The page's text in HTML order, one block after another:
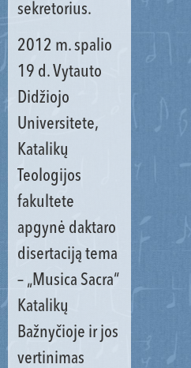
sekretorius.
2012 m. spalio
19 d. Vytauto
Didžiojo
Universitete,
Katalikų
Teologijos
fakultete
apgynė daktaro
disertaciją tema
– „Musica Sacra“
Katalikų
Bažnyčioje ir jos
vertinimas